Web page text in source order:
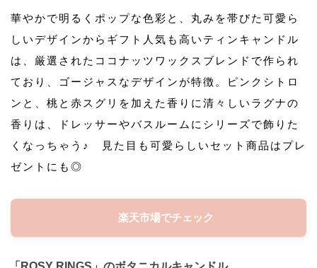
華やかで明るくポップな色彩と、丸みを帯びた可愛ら
しいデザインからギフト人気も高いティンキャンドル
は、厳選されたココナッツワックスブレンドで作られ
ており、ゴージャスなデザインが特徴。ピンクシトロ
ンと、桃と赤スグリを加えた香りに清々しいラグナの
香りは、ドレッサーやバスルームにシリーズで飾りた
くなっちゃう♪ 見た目も可愛らしいセット商品はプレ
ゼントにも◎
楽天市場でチェック